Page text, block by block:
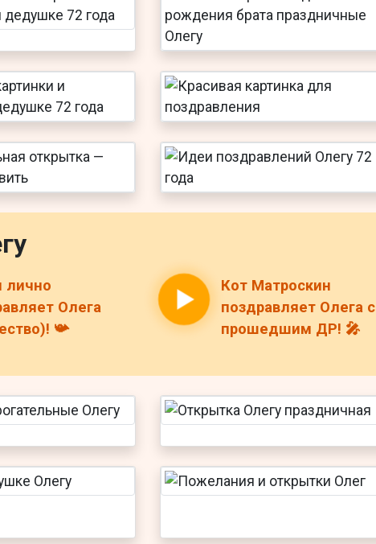
лично
Олега
📯
Кот Матроскин
поздравляет Олега с
прошедшим ДР! 🎤